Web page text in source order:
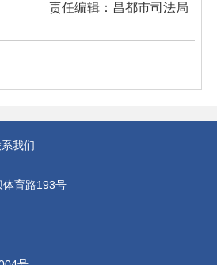
责任编辑：昌都市司法局
我们
体育路193号